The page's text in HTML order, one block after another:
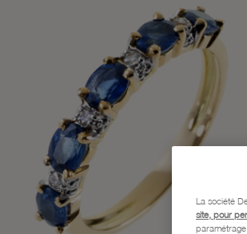
La société
site, pour